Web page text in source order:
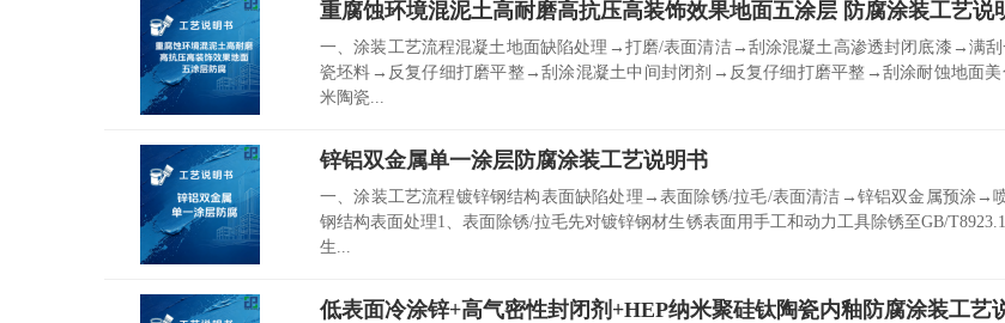
重腐蚀环境混泥土高耐磨高抗压高装饰效果地面五涂层 防腐涂装工艺说
一、涂装工艺流程混凝土地面缺陷处理→打磨/表面清洁→刮涂混凝土高渗透封闭底漆→满刮
瓷坯料→反复仔细打磨平整→刮涂混凝土中间封闭剂→反复仔细打磨平整→刮涂耐蚀地面美
米陶瓷...
锌铝双金属单一涂层防腐涂装工艺说明书
一、涂装工艺流程镀锌钢结构表面缺陷处理→表面除锈/拉毛/表面清洁→锌铝双金属预涂→喷
钢结构表面处理1、表面除锈/拉毛先对镀锌钢材生锈表面用手工和动力工具除锈至GB/
生...
低表面冷涂锌+高气密性封闭剂+HEP纳米聚硅钛陶瓷内釉防腐涂装工艺